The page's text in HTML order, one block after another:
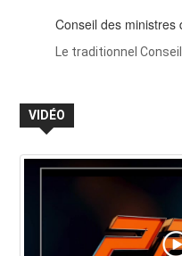
Conseil des
Le traditionnel
VIDÉO